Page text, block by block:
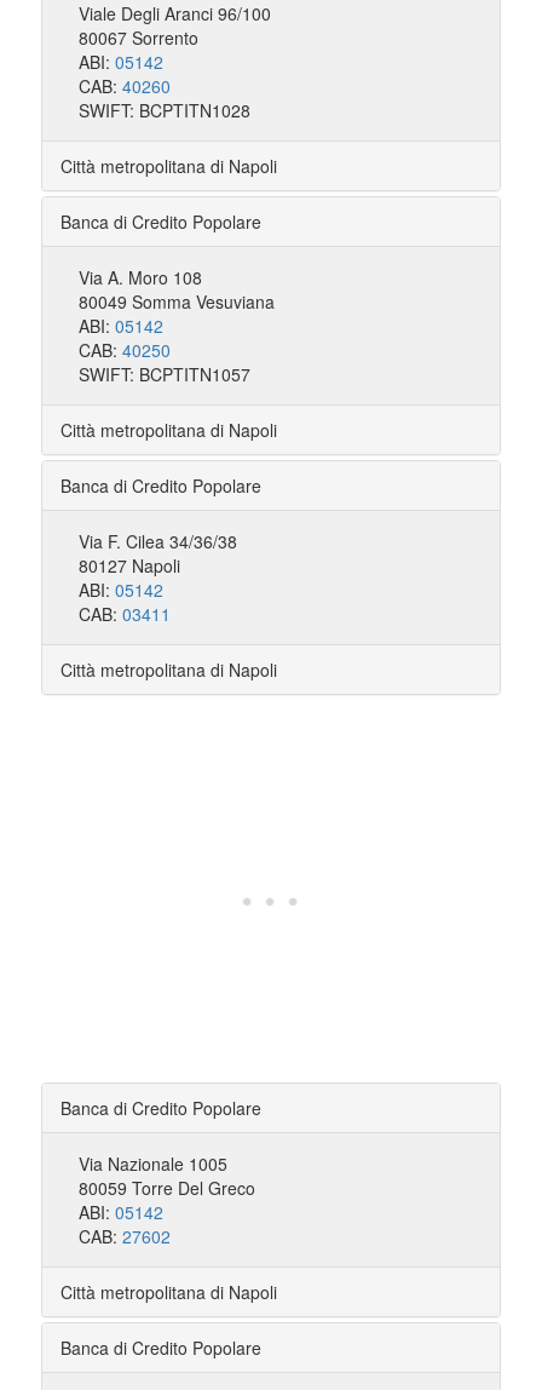
Viale Degli Aranci 96/100
80067 Sorrento
ABI: 05142
CAB: 40260
SWIFT: BCPTITN1028
Città metropolitana di Napoli
Banca di Credito Popolare
Via A. Moro 108
80049 Somma Vesuviana
ABI: 05142
CAB: 40250
SWIFT: BCPTITN1057
Città metropolitana di Napoli
Banca di Credito Popolare
Via F. Cilea 34/36/38
80127 Napoli
ABI: 05142
CAB: 03411
Città metropolitana di Napoli
Banca di Credito Popolare
Via Nazionale 1005
80059 Torre Del Greco
ABI: 05142
CAB: 27602
Città metropolitana di Napoli
Banca di Credito Popolare